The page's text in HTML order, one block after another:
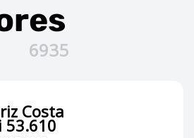
6935
Costa
53.610